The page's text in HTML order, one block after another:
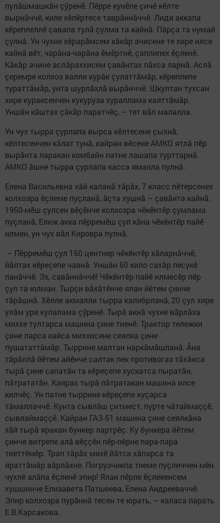
пулăшмашкăн çӳренӗ. Пӗрре кунӗпе çичӗ кӗлте
вырнăччӗ, киле хӗпӗртесе таврăннăччӗ. Лидя аккапа
кӗреплеллӗ çавапа тулă çулма та кайнă. Пăрçа та нумай
çулнă. Ун чухне хӗрарăмсем кăкăр ачисене те хире илсе
кайнă вӗт, чарăна-чарăна ӗмӗртнӗ, çаплипех ӗçленӗ.
Кăкăр ачине аслăраххисем çавăнтах пăхса ларнă. Аслă
çеремре колхоз валли курăк çулаттăмăр, кӗреплепе
тураттăмăр, унта шурлăхлă вырăнччӗ. Шкултан тухсан
хире кураксенчен кукуруза хураллама каяттăмăр.
Уншăн кăштах çăкăр паратчӗç, – тет вăл малалла.
Ун чух тырра çурлапа вырса кӗлтесене çыхнă,
кӗлтесенчен кăлат тунă, кайран вӗсене АМКО ятлă пӗр
вырăнта ларакан комбайн патне лашапа турттарнă.
АМКО ăшне тырра çурлапа касса ямалла пулнă.
Елена Васильевна хăй каланă тăрăх, 7 класс пӗтерсенех
колхозра ӗçлеме пуçланă, ăçта хушнă – çавăнта кайнă.
1950-мӗш çулсен вӗçӗнче колхозра чӗкӗнтӗр çумлама
пуçланă, Елюк акка пӗрремӗш çул кăна чӗкӗнтӗр пайӗ
илмен, ун чух вăл Кировра пулнă.
– Пӗрремӗш çул 150 центнер чӗкӗнтӗр кăларнăччӗ,
йăлтах кӗреçепе чавнă. Уншăн 50 кило сахăр песукӗ
панăччӗ. Эх, савăннăччӗ! Чӗкӗнтӗр пайӗ илмесӗр пӗр
çул та юлман. Тырçи вăхăтӗнче ялан йӗтем çинче
тăрăшнă. Хӗлле акмалли тырра калибрланă, 20 çул хире
улăм ури купалама çӳренӗ. Тырă акнă чухне вăрлăха
миххе тултарса машина çине тиенӗ. Трактор тележки
çине ларса кайса миххисене сеялка çине
пушататтăмăр. Тыррине малтан наркăмăшланă. Ăна
тăрăллă йӗтем айӗнче салтак пек противогаз тăхăнса
тырă çине сапатăн та кӗреçепе хускатса пыратăн,
пăтрататăн. Каярах тырă пăтратакан машина илсе
килчӗç. Ун патне тыррине кӗреçепе куçарса
тăмаллаччӗ. Кунта сывлăш çитмест, пурте чăтаймаççӗ,
сывлаймаççӗ. Кайран ГАЗ-51 машина çине сеялкăна
хăй тырă яракан бункер лартрӗç. Ку бункера йӗтем
çинче витрепе алă вӗççӗн пӗр-пӗрне пара-пара
тиеттӗмӗр. Трап тăрăх михӗ йăтса хăпарса та
яраттăмăр вăрлăхне. Погрузчикпа тиеме пуçличчен мӗн
чухлӗ алăпа ӗçленӗ эпир! Ялан пӗрле ӗçлекенсем
хушшинче Елизавета Патшеева, Елена Андрееваччӗ.
Эпир колхозра пурăннă тесен те юрать, – каласа парать
Е.В.Карсакова.